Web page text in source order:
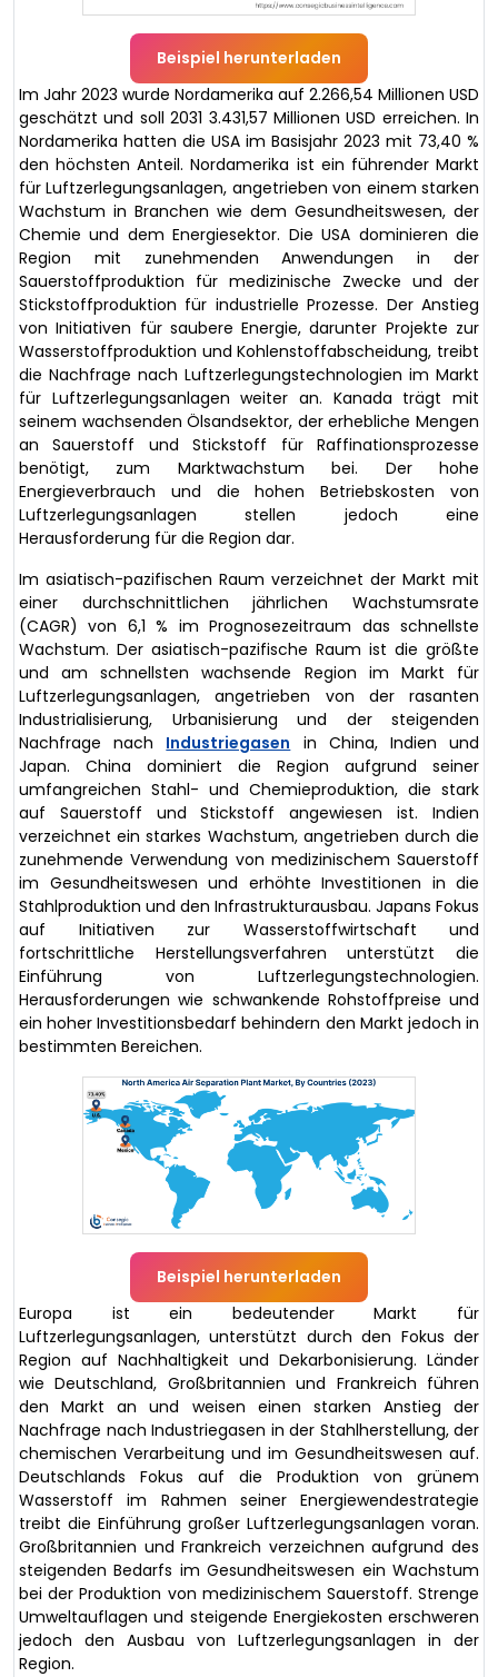
Beispiel herunterladen
Im Jahr 2023 wurde Nordamerika auf 2.266,54 Millionen USD
geschätzt und soll 2031 3.431,57 Millionen USD erreichen. In
Nordamerika hatten die USA im Basisjahr 2023 mit 73,40 %
den höchsten Anteil. Nordamerika ist ein führender Markt
für Luftzerlegungsanlagen, angetrieben von einem starken
Wachstum in Branchen wie dem Gesundheitswesen, der
Chemie und dem Energiesektor. Die USA dominieren die
Region mit zunehmenden Anwendungen in der
Sauerstoffproduktion für medizinische Zwecke und der
Stickstoffproduktion für industrielle Prozesse. Der Anstieg
von Initiativen für saubere Energie, darunter Projekte zur
Wasserstoffproduktion und Kohlenstoffabscheidung, treibt
die Nachfrage nach Luftzerlegungstechnologien im Markt
für Luftzerlegungsanlagen weiter an. Kanada trägt mit
seinem wachsenden Ölsandsektor, der erhebliche Mengen
an Sauerstoff und Stickstoff für Raffinationsprozesse
benötigt, zum Marktwachstum bei. Der hohe
Energieverbrauch und die hohen Betriebskosten von
Luftzerlegungsanlagen stellen jedoch eine
Herausforderung für die Region dar.
Im asiatisch-pazifischen Raum verzeichnet der Markt mit
einer durchschnittlichen jährlichen Wachstumsrate
(CAGR) von 6,1 % im Prognosezeitraum das schnellste
Wachstum. Der asiatisch-pazifische Raum ist die größte
und am schnellsten wachsende Region im Markt für
Luftzerlegungsanlagen, angetrieben von der rasanten
Industrialisierung, Urbanisierung und der steigenden
Nachfrage nach Industriegasen in China, Indien und
Japan. China dominiert die Region aufgrund seiner
umfangreichen Stahl- und Chemieproduktion, die stark
auf Sauerstoff und Stickstoff angewiesen ist. Indien
verzeichnet ein starkes Wachstum, angetrieben durch die
zunehmende Verwendung von medizinischem Sauerstoff
im Gesundheitswesen und erhöhte Investitionen in die
Stahlproduktion und den Infrastrukturausbau. Japans Fokus
auf Initiativen zur Wasserstoffwirtschaft und
fortschrittliche Herstellungsverfahren unterstützt die
Einführung von Luftzerlegungstechnologien.
Herausforderungen wie schwankende Rohstoffpreise und
ein hoher Investitionsbedarf behindern den Markt jedoch in
bestimmten Bereichen.
Beispiel herunterladen
Europa ist ein bedeutender Markt für
Luftzerlegungsanlagen, unterstützt durch den Fokus der
Region auf Nachhaltigkeit und Dekarbonisierung. Länder
wie Deutschland, Großbritannien und Frankreich führen
den Markt an und weisen einen starken Anstieg der
Nachfrage nach Industriegasen in der Stahlherstellung, der
chemischen Verarbeitung und im Gesundheitswesen auf.
Deutschlands Fokus auf die Produktion von grünem
Wasserstoff im Rahmen seiner Energiewendestrategie
treibt die Einführung großer Luftzerlegungsanlagen voran.
Großbritannien und Frankreich verzeichnen aufgrund des
steigenden Bedarfs im Gesundheitswesen ein Wachstum
bei der Produktion von medizinischem Sauerstoff. Strenge
Umweltauflagen und steigende Energiekosten erschweren
jedoch den Ausbau von Luftzerlegungsanlagen in der
Region.